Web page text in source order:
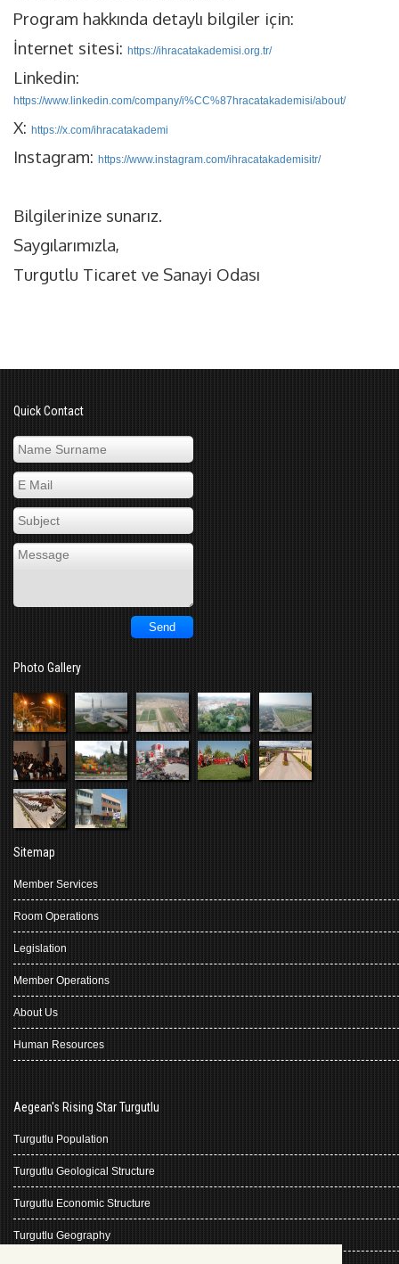
Program hakkında detaylı bilgiler için:
İnternet sitesi: https://ihracatakademisi.org.tr/
Linkedin:
https://www.linkedin.com/company/i%CC%87hracatakademisi/about/
X: https://x.com/ihracatakademi
Instagram: https://www.instagram.com/ihracatakademisitr/
Bilgilerinize sunarız.
Saygılarımızla,
Turgutlu Ticaret ve Sanayi Odası
Quick Contact
Photo Gallery
Sitemap
Member Services
Room Operations
Legislation
Member Operations
About Us
Human Resources
Aegean's Rising Star Turgutlu
Turgutlu Population
Turgutlu Geological Structure
Turgutlu Economic Structure
Turgutlu Geography